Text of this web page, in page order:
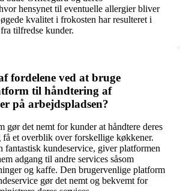
hensynet til eventuelle allergier bliver
kvalitet i frokosten har resulteret i
tilfredse kunder.
fordelene ved at bruge
til håndtering af
på arbejdspladsen?
gør det nemt for kunder at håndtere deres
et overblik over forskellige køkkener.
fantastisk kundeservice, giver platformen
adgang til andre services såsom
og kaffe. Den brugervenlige platform
gør det nemt og bekvemt for